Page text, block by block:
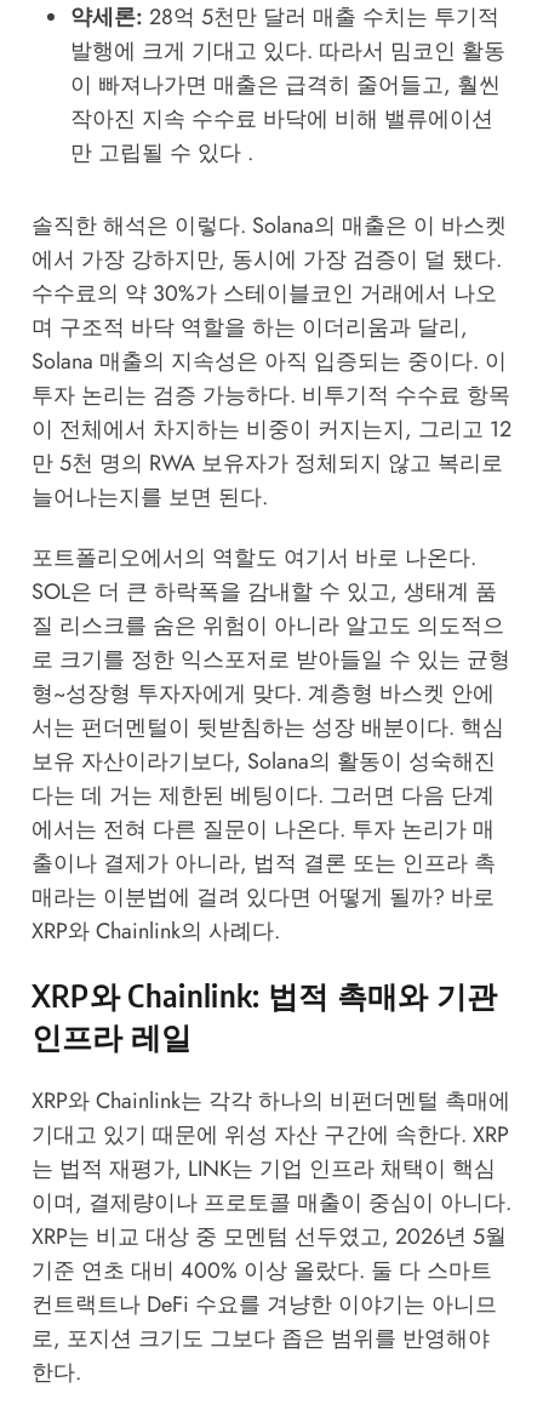
약세론: 28억 5천만 달러 매출 수치는 투기적
발행에 크게 기대고 있다. 따라서 밈코인 활동
이 빠져나가면 매출은 급격히 줄어들고, 훨씬
작아진 지속 수수료 바닥에 비해 밸류에이션
만 고립될 수 있다 .
솔직한 해석은 이렇다. Solana의 매출은 이 바스켓
에서 가장 강하지만, 동시에 가장 검증이 덜 됐다.
수수료의 약 30%가 스테이블코인 거래에서 나오
며 구조적 바닥 역할을 하는 이더리움과 달리,
Solana 매출의 지속성은 아직 입증되는 중이다. 이
투자 논리는 검증 가능하다. 비투기적 수수료 항목
이 전체에서 차지하는 비중이 커지는지, 그리고 12
만 5천 명의 RWA 보유자가 정체되지 않고 복리로
늘어나는지를 보면 된다.
포트폴리오에서의 역할도 여기서 바로 나온다.
SOL은 더 큰 하락폭을 감내할 수 있고, 생태계 품
질 리스크를 숨은 위험이 아니라 알고도 의도적으
로 크기를 정한 익스포저로 받아들일 수 있는 균형
형~성장형 투자자에게 맞다. 계층형 바스켓 안에
서는 펀더멘털이 뒷받침하는 성장 배분이다. 핵심
보유 자산이라기보다, Solana의 활동이 성숙해진
다는 데 거는 제한된 베팅이다. 그러면 다음 단계
에서는 전혀 다른 질문이 나온다. 투자 논리가 매
출이나 결제가 아니라, 법적 결론 또는 인프라 촉
매라는 이분법에 걸려 있다면 어떻게 될까? 바로
XRP와 Chainlink의 사례다.
XRP와 Chainlink: 법적 촉매와 기관
인프라 레일
XRP와 Chainlink는 각각 하나의 비펀더멘털 촉매에
기대고 있기 때문에 위성 자산 구간에 속한다. XRP
는 법적 재평가, LINK는 기업 인프라 채택이 핵심
이며, 결제량이나 프로토콜 매출이 중심이 아니다.
XRP는 비교 대상 중 모멘텀 선두였고, 2026년 5월
기준 연초 대비 400% 이상 올랐다. 둘 다 스마트
컨트랙트나 DeFi 수요를 겨냥한 이야기는 아니므
로, 포지션 크기도 그보다 좁은 범위를 반영해야
한다.